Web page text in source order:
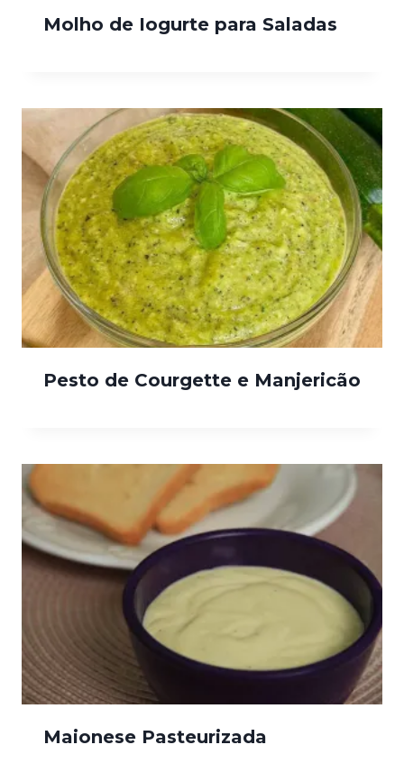
Molho de Iogurte para Saladas
Pesto de Courgette e Manjericão
Maionese Pasteurizada